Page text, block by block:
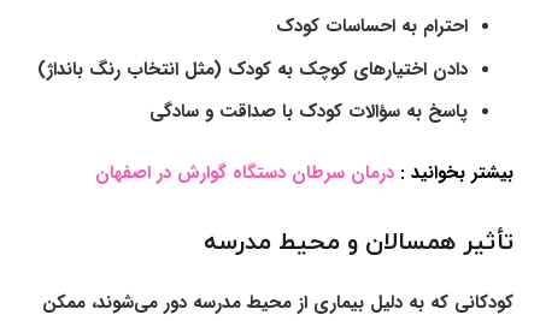
احترام به احساسات کودک
دادن اختیارهای کوچک به کودک (مثل انتخاب رنگ بانداژ)
پاسخ به سؤالات کودک با صداقت و سادگی
بیشتر بخوانید :درمان سرطان دستگاه گوارش در اصفهان
تأثیر همسالان و محیط مدرسه
کودکانی که به دلیل بیماری از محیط مدرسه دور می‌شوند، ممکن